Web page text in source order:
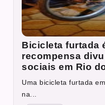
Bicicleta furtada
recompensa
sociais em Rio
Uma bicicleta furtada
na...